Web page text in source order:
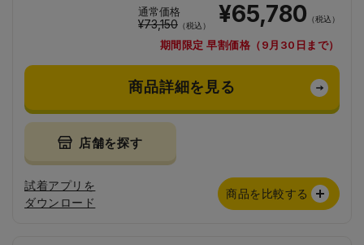
通常価格
¥73,150 （税込） ¥65,780 （税込）
期間限定 早割価格（9月30日まで）
商品詳細を見る
店舗を探す
試着アプリを
ダウンロード
商品を比較する